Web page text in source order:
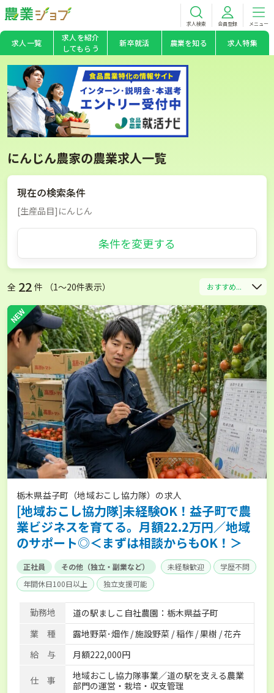
求人検索 会員登録 メニュー
求人一覧
求人を紹介
してもらう
新卒就活 農業を知る 求人特集
にんじん農家の農業求人一覧
現在の検索条件
[生産品目]にんじん
条件を変更する
全 22 件 （1〜20件表示） おすすめ...
NEW
栃木県益子町（地域おこし協力隊）の求人
[地域おこし協力隊]未経験OK！益子町で農
業ビジネスを育てる。月額22.2万円／地域
のサポート◎＜まずは相談からもOK！＞
正社員 その他（独立・副業など） 未経験歓迎
学歴不問
年間休日100日以上
独立支援可能
勤務地
道の駅ましこ自社農園：栃木県益子町
業 種
露地野菜･畑作 / 施設野菜 / 稲作 / 果樹 / 花卉
給 与
月額222,000円
仕 事
地域おこし協力隊事業／道の駅を支える農業
部門の運営・栽培・収支管理